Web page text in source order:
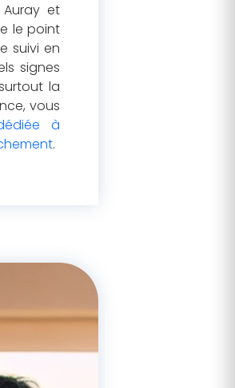
et
le point
suivi en
signes
la
vous
à
.